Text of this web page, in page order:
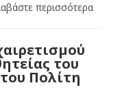
περισσότερα
του
Πολίτη